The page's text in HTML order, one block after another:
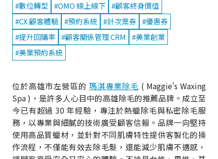
#數位轉型 #OMO 線上線下 #顧客終身價值
#CX 顧客體驗 #預約系統 #計次票券 #優惠券
#提升回購率 #顧客關係管理 CRM
#美業創業
#美業預約系統
位於高雄市左營區的 瑪淇專業除毛 ( Maggie's Waxing
Spa )，是許多人心目中的高雄除毛的推薦品牌。成立至
今已有超過 30 年經驗，專注於熱蠟除毛與私密除毛服
務，以專業與細膩的技術廣受顧客信賴。品牌一向堅持
使用高品質蠟材，並針對不同肌膚特性提供客製化的操
作流程，不僅能有效去除毛髮，還能減少肌膚不適感，